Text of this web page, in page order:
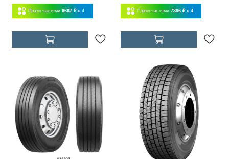
Плати частями 6667 ₽ x 4 Плати частями 7396 ₽ x 4